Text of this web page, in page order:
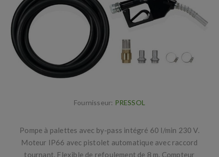
Fournisseur: PRESSOL
Pompe à palettes avec by-pass intégré 60 l/min 230 V.
Moteur IP66 avec pistolet automatique avec raccord
tournant. Flexible de refoulement de 8 m. Compteur